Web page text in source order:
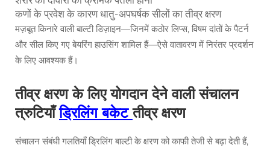
कणों के प्रवेश के कारण धातु-अपघर्षक सीलों का तीव्र क्षरण
मज़बूत किनारे वाली बाल्टी डिज़ाइन—जिनमें कठोर लिप्स, विषम दांतों के पैटर्न
और सील किए गए बेयरिंग हाउसिंग शामिल हैं—ऐसे वातावरण में निरंतर प्रदर्शन
के लिए आवश्यक हैं।
तीव्र क्षरण के लिए योगदान देने वाली संचालन
त्रुटियाँड्रिलिंग बकेटतीव्र क्षरण
संचालन संबंधी गलतियाँ ड्रिलिंग बाल्टी के क्षरण को काफी तेजी से बढ़ा देती हैं,